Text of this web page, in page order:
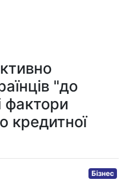
"до
фактори
кредитної
Бізнес